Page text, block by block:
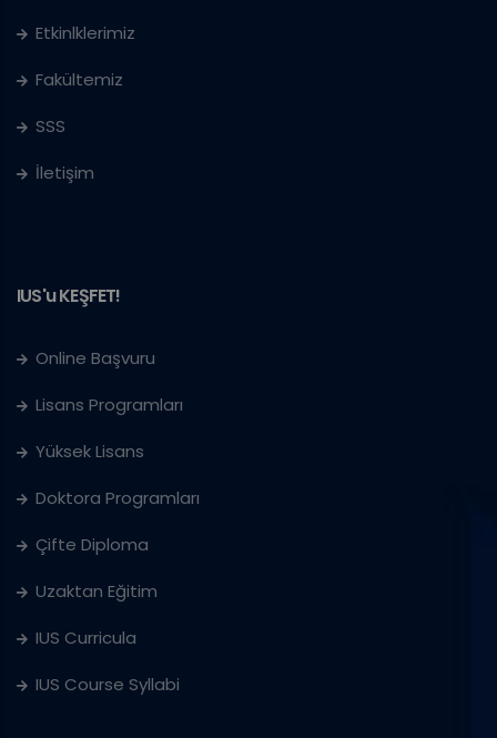
Etkinlklerimiz
Fakültemiz
SSS
İletişim
IUS'u KEŞFET!
Online Başvuru
Lisans Programları
Yüksek Lisans
Doktora Programları
Çifte Diploma
Uzaktan Eğitim
IUS Curricula
IUS Course Syllabi